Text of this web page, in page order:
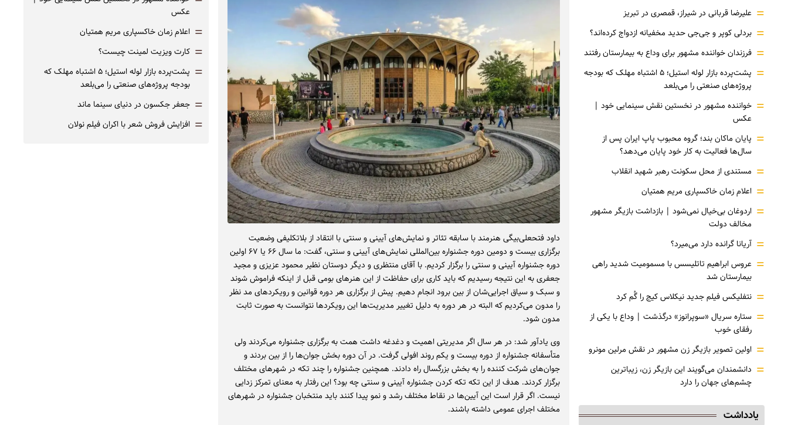
داود فتحعلی‌بیگی هنرمند با سابقه تئاتر و نمایش‌های آیینی و سنتی با انتقاد از بلاتکلیفی وضعیت
برگزاری بیست و دومین دوره جشنواره بین‌المللی نمایش‌های آیینی و سنتی، گفت: ما سال ۶۶ یا ۶۷ اولین
دوره جشنواره آیینی و سنتی را برگزار کردیم. با آقای منتظری و دیگر دوستان نظیر محمود عزیزی و مجید
جعفری به این نتیجه رسیدیم که باید کاری برای حفاظت از این هنرهای بومی قبل از اینکه فراموش شوند
و سبک و سیاق اجرایی‌شان از بین برود انجام دهیم. پیش از برگزاری هر دوره قوانین و رویکردهای مد نظر
را مدون می‌کردیم که البته در هر دوره به دلیل تغییر مدیریت‌ها این رویکردها نتوانست به صورت ثابت
مدون شود.
وی یادآور شد: در هر سال اگر مدیریتی اهمیت و دغدغه داشت همت به برگزاری جشنواره می‌کردند ولی
متأسفانه جشنواره از دوره بیست و یکم روند افولی گرفت. در آن دوره بخش جوان‌ها را از بین بردند و
جوان‌های شرکت کننده را به بخش بزرگسال راه دادند. همچنین جشنواره را چند تکه در شهرهای مختلف
برگزار کردند. هدف از این تکه تکه کردن جشنواره آیینی و سنتی چه بود؟ این رفتار به معنای تمرکز زدایی
نیست. اگر قرار است این آیین‌ها در نقاط مختلف رشد و نمو پیدا کنند باید منتخبان جشنواره در شهرهای
مختلف اجرای عمومی داشته باشند.
= علیرضا قربانی در شیراز، قمصری در تبریز
= بردلی کوپر و جی‌جی حدید مخفیانه ازدواج کرده‌اند؟
= فرزندان خواننده مشهور برای وداع به بیمارستان رفتند
=
پشت‌پرده بازار لوله استیل؛ ۵ اشتباه مهلک که بودجه
پروژه‌های صنعتی را می‌بلعد
= خواننده مشهور در نخستین نقش سینمایی خود |‌
عکس
= پایان ماکان بند؛ گروه محبوب پاپ ایران پس از
سال‌ها فعالیت به کار خود پایان می‌دهد؟
= مستندی از محل سکونت رهبر شهید انقلاب
= اعلام زمان خاکسپاری مریم همتیان
= اردوغان بی‌خیال نمی‌شود | بازداشت بازیگر مشهور
مخالف دولت
= آریانا گرانده دارد می‌میرد؟
= عروس ابراهیم تاتلیسس با مسمومیت شدید راهی
بیمارستان شد
= نتفلیکس فیلم جدید نیکلاس کیج را گُم کرد
= ستاره سریال «سوپرانوز» درگذشت | وداع با یکی از
رفقای خوب
= اولین تصویر بازیگر زن مشهور در نقش مرلین مونرو
= دانشمندان می‌گویند این بازیگر زن، زیباترین
چشم‌های جهان را دارد
یادداشت
عکس
= اعلام زمان خاکسپاری مریم همتیان
= کارت ویزیت لمینت چیست؟
=
پشت‌پرده بازار لوله استیل؛ ۵ اشتباه مهلک که
بودجه پروژه‌های صنعتی را می‌بلعد
= جعفر جکسون در دنیای سینما ماند
= افزایش فروش شعر با اکران فیلم نولان